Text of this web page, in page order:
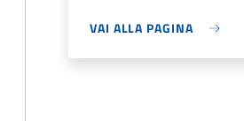
VAI ALLA PAGINA